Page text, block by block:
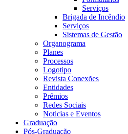
Serviços
Brigada de Incêndio
Serviços
Sistemas de Gestão
Organograma
Planes
Processos
Logotipo
Revista Conexões
Entidades
Prêmios
Redes Sociais
Noticias e Eventos
Graduação
Pós-Graduação